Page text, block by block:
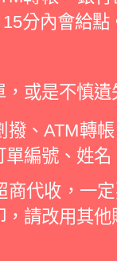
分內會給點
，或是不慎
撥、ATM轉
單編號、姓
商代收，一
，請改用其